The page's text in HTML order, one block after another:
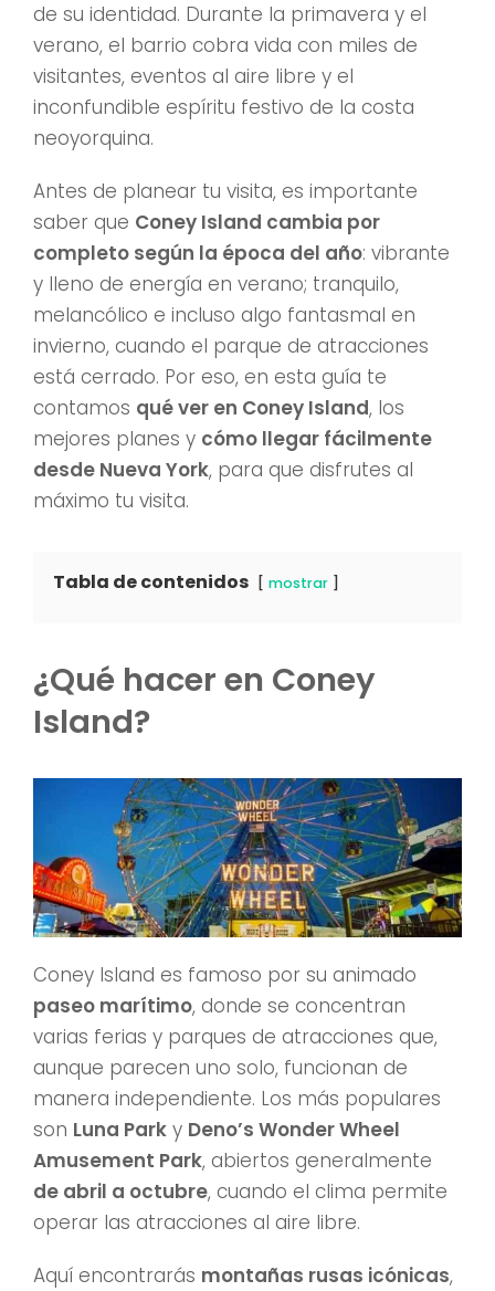
de su identidad. Durante la primavera y el
verano, el barrio cobra vida con miles de
visitantes, eventos al aire libre y el
inconfundible espíritu festivo de la costa
neoyorquina.
Antes de planear tu visita, es importante
saber que Coney Island cambia por
completo según la época del año: vibrante
y lleno de energía en verano; tranquilo,
melancólico e incluso algo fantasmal en
invierno, cuando el parque de atracciones
está cerrado. Por eso, en esta guía te
contamos qué ver en Coney Island, los
mejores planes y cómo llegar fácilmente
desde Nueva York, para que disfrutes al
máximo tu visita.
Tabla de contenidos mostrar
¿Qué hacer en Coney
Island?
Coney Island es famoso por su animado
paseo marítimo, donde se concentran
varias ferias y parques de atracciones que,
aunque parecen uno solo, funcionan de
manera independiente. Los más populares
son Luna Park y Deno’s Wonder Wheel
Amusement Park, abiertos generalmente
de abril a octubre, cuando el clima permite
operar las atracciones al aire libre.
Aquí encontrarás montañas rusas icónicas,